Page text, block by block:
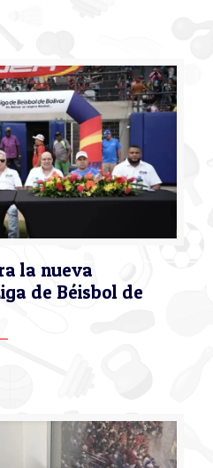
la nueva
de Béisbol de